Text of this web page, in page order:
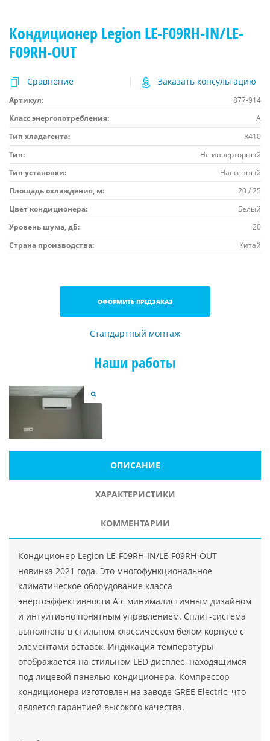
Кондиционер Legion LE-F09RH-IN/LE-
F09RH-OUT
Сравнение Заказать консультацию
Артикул:
877-914
Класс энергопотребления:
A
Тип хладагента:
R410
Тип:
Не инверторный
Тип установки:
Настенный
Площадь охлаждения, м:
20 / 25
Цвет кондиционера:
Белый
Уровень шума, дБ:
20
Страна производства:
Китай
ОФОРМИТЬ ПРЕДЗАКАЗ
Стандартный монтаж
Наши работы
ОПИСАНИЕ
ХАРАКТЕРИСТИКИ
КОММЕНТАРИИ
Кондиционер Legion LE-F09RH-IN/LE-F09RH-OUT
новинка 2021 года. Это многофункциональное
климатическое оборудование класса
энергоэффективности А с минималистичным дизайном
и интуитивно понятным управлением. Сплит-система
выполнена в стильном классическом белом корпусе с
элементами вставок. Индикация температуры
отображается на стильном LED дисплее, находящимся
под лицевой панелью кондиционера. Компрессор
кондиционера изготовлен на заводе GREE Electric, что
является гарантией высокого качества.